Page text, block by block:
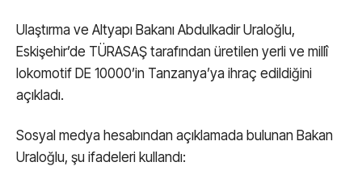
Ulaştırma ve Altyapı Bakanı Abdulkadir Uraloğlu,
Eskişehir’de TÜRASAŞ tarafından üretilen yerli ve millî
lokomotif DE 10000’in Tanzanya’ya ihraç edildiğini
açıkladı.
Sosyal medya hesabından açıklamada bulunan Bakan
Uraloğlu, şu ifadeleri kullandı: